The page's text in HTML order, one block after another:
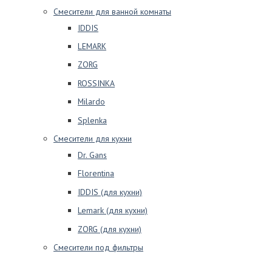
Смесители для ванной комнаты
IDDIS
LEMARK
ZORG
ROSSINKA
Milardo
Splenka
Смесители для кухни
Dr. Gans
Florentina
IDDIS (для кухни)
Lemark (для кухни)
ZORG (для кухни)
Смесители под фильтры